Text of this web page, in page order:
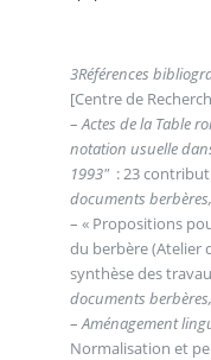
3Références
[Centre de
– Actes de la Table
notation usuelle
1993" : 23
documents berbères,
– « Propositions
du berbère (Atelier
synthèse des
documents berbères,
– Aménagement
Normalisation et